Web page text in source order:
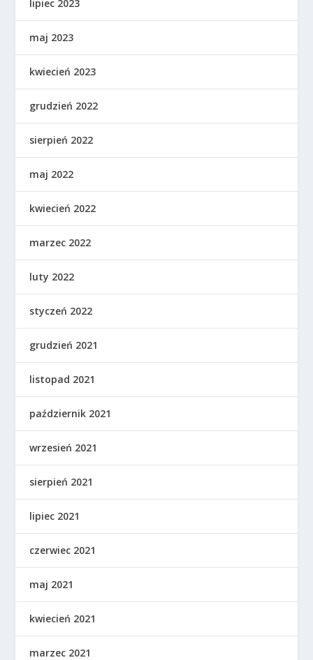
lipiec 2023
maj 2023
kwiecień 2023
grudzień 2022
sierpień 2022
maj 2022
kwiecień 2022
marzec 2022
luty 2022
styczeń 2022
grudzień 2021
listopad 2021
październik 2021
wrzesień 2021
sierpień 2021
lipiec 2021
czerwiec 2021
maj 2021
kwiecień 2021
marzec 2021